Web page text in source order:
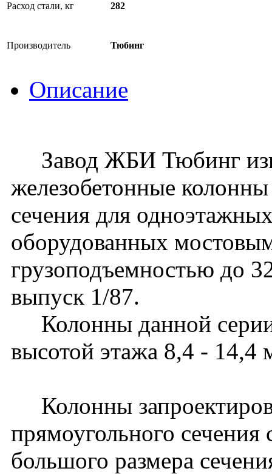
Расход стали, кг 282
Производитель Тюбинг
Описание
Завод ЖБИ Тюбинг
железобетонные
сечения для
оборудованных
грузоподъемностью до
выпуск 1/87.
Колонны данной
высотой этажа 8,4 - 14,4
Колонны
прямоугольного сечения
большого размера